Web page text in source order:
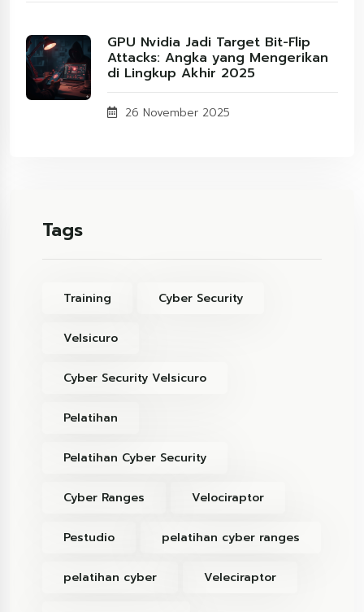
GPU Nvidia Jadi Target Bit-Flip
Attacks: Angka yang Mengerikan
di Lingkup Akhir 2025
26 November 2025
Tags
Training Cyber Security
Velsicuro
Cyber Security Velsicuro
Pelatihan
Pelatihan Cyber Security
Cyber Ranges Velociraptor
Pestudio pelatihan cyber ranges
pelatihan cyber Veleciraptor